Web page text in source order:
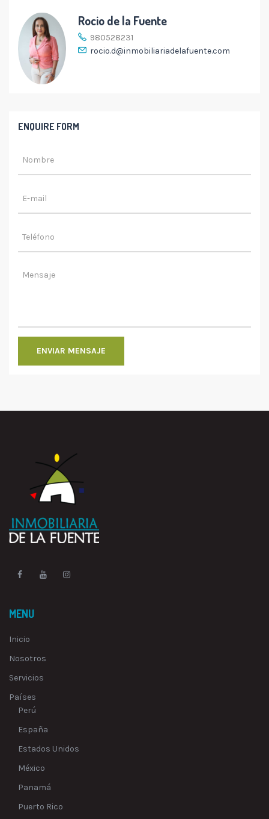
Rocio de la Fuente
980528231
rocio.d@inmobiliariadelafuente.com
ENQUIRE FORM
ENVIAR MENSAJE
MENU
Inicio
Nosotros
Servicios
Países
Perú
España
Estados Unidos
México
Panamá
Puerto Rico